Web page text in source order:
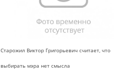
Старожил Виктор Григорьевич считает, что
выбирать мэра нет смысла